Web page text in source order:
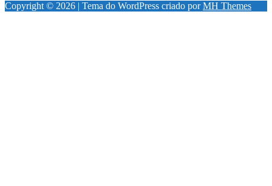
Copyright © 2026 | Tema do WordPress criado porMH Themes